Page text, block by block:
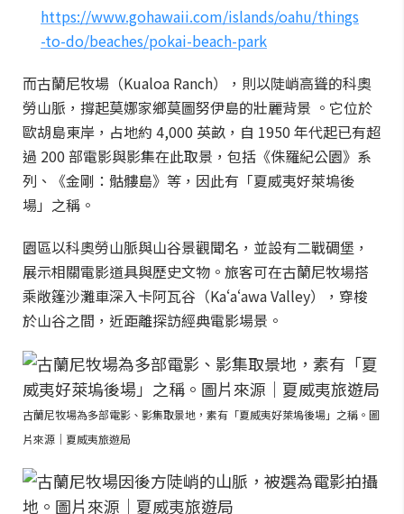
https://www.gohawaii.com/islands/oahu/things
-to-do/beaches/pokai-beach-park
而古蘭尼牧場（Kualoa Ranch），則以陡峭高聳的科奧
勞山脈，撐起莫娜家鄉莫圖努伊島的壯麗背景 。它位於
歐胡島東岸，占地約 4,000 英畝，自 1950 年代起已有超
過 200 部電影與影集在此取景，包括《侏羅紀公園》系
列、《金剛：骷髏島》等，因此有「夏威夷好萊塢後
場」之稱。
園區以科奧勞山脈與山谷景觀聞名，並設有二戰碉堡，
展示相關電影道具與歷史文物。旅客可在古蘭尼牧場搭
乘敞篷沙灘車深入卡阿瓦谷（Kaʻaʻawa Valley），穿梭
於山谷之間，近距離探訪經典電影場景。
古蘭尼牧場為多部電影、影集取景地，素有「夏威夷好萊塢後場」之稱。圖
片來源｜夏威夷旅遊局